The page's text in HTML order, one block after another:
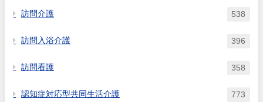
訪問介護 538
訪問入浴介護 396
訪問看護 358
認知症対応型共同生活介護 773